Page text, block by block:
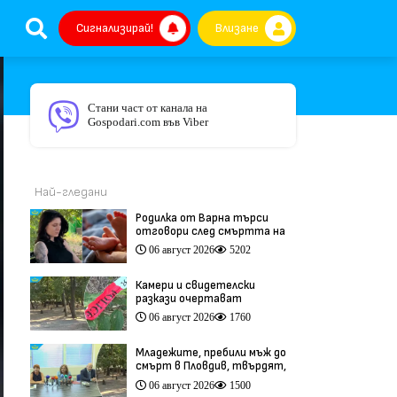
Сигнализирай! Влизане
Стани част от канала на
Gospodari.com във Viber
Най-гледани
Родилка от Варна търси
отговори след смъртта на
бебето ѝ дни преди секцио
(видео)
06 август 2026 5202
Камери и свидетелски
разкази очертават
хронологията на фаталния
побой край Младежкия хълм
06 август 2026 1760
Младежите, пребили мъж до
смърт в Пловдив, твърдят,
че са „ловци на педофили”
(видео)
06 август 2026 1500